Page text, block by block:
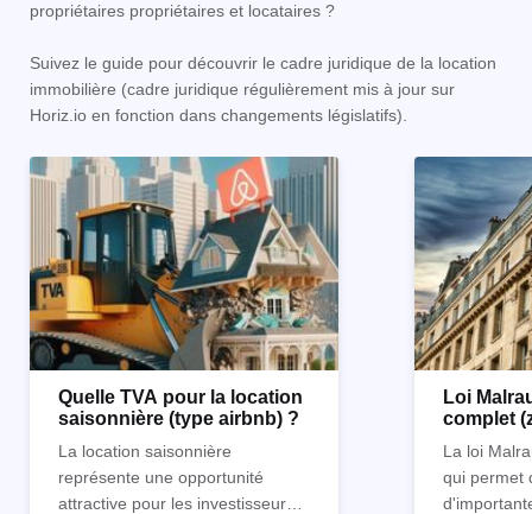
propriétaires propriétaires et locataires ?
Suivez le guide pour découvrir le cadre juridique de la location
immobilière (cadre juridique régulièrement mis à jour sur
Horiz.io en fonction dans changements législatifs).
Quelle TVA pour la location
saisonnière (type airbnb) ?
La location saisonnière
représente une opportunité
attractive pour les investisseurs
Loi
complet
La loi
qui permet